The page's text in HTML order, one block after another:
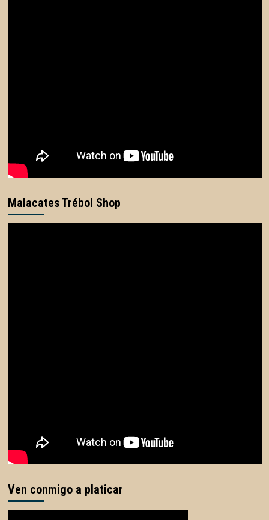
Malacates Trébol Shop
Ven conmigo a platicar